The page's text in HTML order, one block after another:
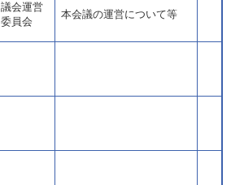
議会運営
委員会
本会議の運営について等